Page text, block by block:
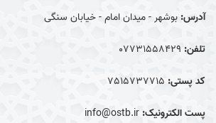
آدرس: بوشهر - میدان امام - خیابان سنگی
تلفن: 07731558429
کد پستی: 7515737715
پست الکترونیک: info@ostb.ir